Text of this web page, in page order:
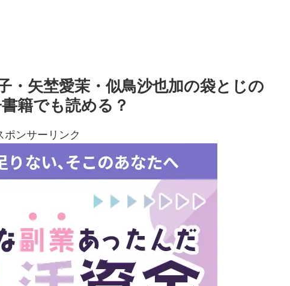
・矢埜愛茉・似鳥沙也加の袋とじの
籍でも読める？
ポンサーリンク